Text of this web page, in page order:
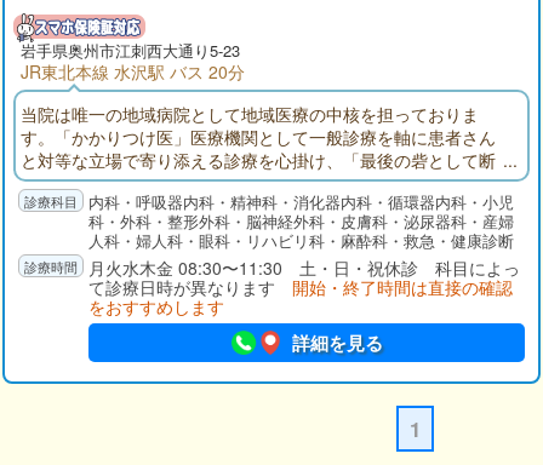
岩手県奥州市江刺西大通り5-23
JR東北本線 水沢駅 バス 20分
当院は唯一の地域病院として地域医療の中核を担っておりま
す。「かかりつけ医」医療機関として一般診療を軸に患者さん
と対等な立場で寄り添える診療を心掛け、「最後の砦として断
らずに何でも対応する」をモットーに急性期医療に軸足を置
き、近隣の病院、開業医等からの慢性期患者さんや術後回復期
リハビリテーション・嚥下機能訓練目的の患者さんも受け入れ
ております。また、積極的に在宅医療を取り入れ、訪問診療・
往診、在宅・施設での看取りも行っている地域密着型の病院で
内科・呼吸器内科・精神科・消化器内科・循環器内科・小児
科・外科・整形外科・脳神経外科・皮膚科・泌尿器科・産婦
人科・婦人科・眼科・リハビリ科・麻酔科・救急・健康診断
月火水木金 08:30〜11:30 土・日・祝休診 科目によっ
て診療日時が異なります 開始・終了時間は直接の確認
をおすすめします
詳細を見る
1